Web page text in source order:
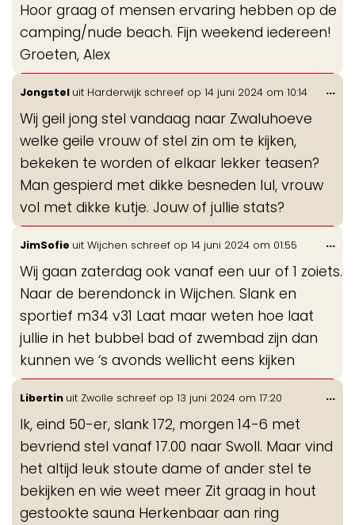
Hoor graag of mensen ervaring hebben op de
camping/nude beach. Fijn weekend iedereen!
Groeten, Alex
Jongstel uit Harderwijk schreef op 14 juni 2024 om 10:14
Wij geil jong stel vandaag naar Zwaluhoeve
welke geile vrouw of stel zin om te kijken,
bekeken te worden of elkaar lekker teasen?
Man gespierd met dikke besneden lul, vrouw
vol met dikke kutje. Jouw of jullie stats?
...
JimSofie uit Wijchen schreef op 14 juni 2024 om 01:55
Wij gaan zaterdag ook vanaf een uur of 1 zoiets.
Naar de berendonck in Wijchen. Slank en
sportief m34 v31 Laat maar weten hoe laat
jullie in het bubbel bad of zwembad zijn dan
kunnen we ‘s avonds wellicht eens kijken
...
Libertin uit Zwolle schreef op 13 juni 2024 om 17:20
Ik, eind 50-er, slank 172, morgen 14-6 met
bevriend stel vanaf 17.00 naar Swoll. Maar vind
het altijd leuk stoute dame of ander stel te
bekijken en wie weet meer Zit graag in hout
gestookte sauna Herkenbaar aan ring
...